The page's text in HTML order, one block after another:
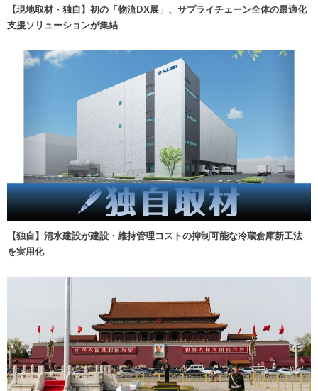
【現地取材・独自】初の「物流DX展」、サプライチェーン全体の最適化
支援ソリューションが集結
【独自】清水建設が建設・維持管理コストの抑制可能な冷蔵倉庫新工法
を実用化